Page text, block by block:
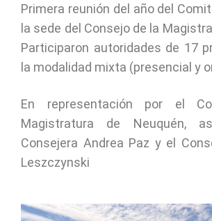
Primera reunión del año del
la sede del Consejo de la
Participaron autoridades de 17
la modalidad mixta (presencial y
En representación por el
Magistratura de Neuquén,
Consejera Andrea Paz y el
Leszczynski